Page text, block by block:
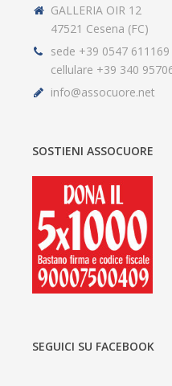
GALLERIA OIR 12
47521 Cesena (FC)
sede +39 0547 611169
cellulare +39 340
info@assocuore.net
SOSTIENI ASSOCUORE
SEGUICI SU FACEBOOK